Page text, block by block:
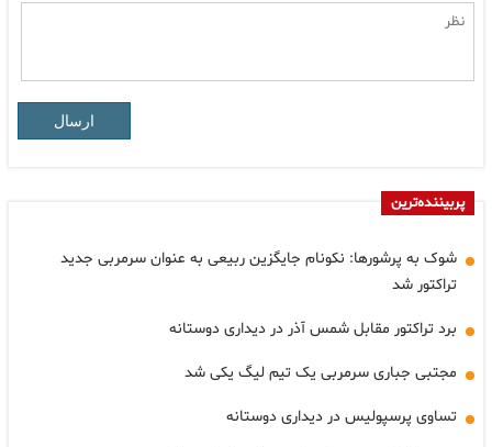
ارسال
پربیننده‌ترین
شوک به پرشورها: نکونام جایگزین ربیعی به عنوان سرمربی جدید
تراکتور شد
برد تراکتور مقابل شمس آذر در دیداری دوستانه
مجتبی جباری سرمربی یک تیم لیگ یکی شد
تساوی پرسپولیس در دیداری دوستانه